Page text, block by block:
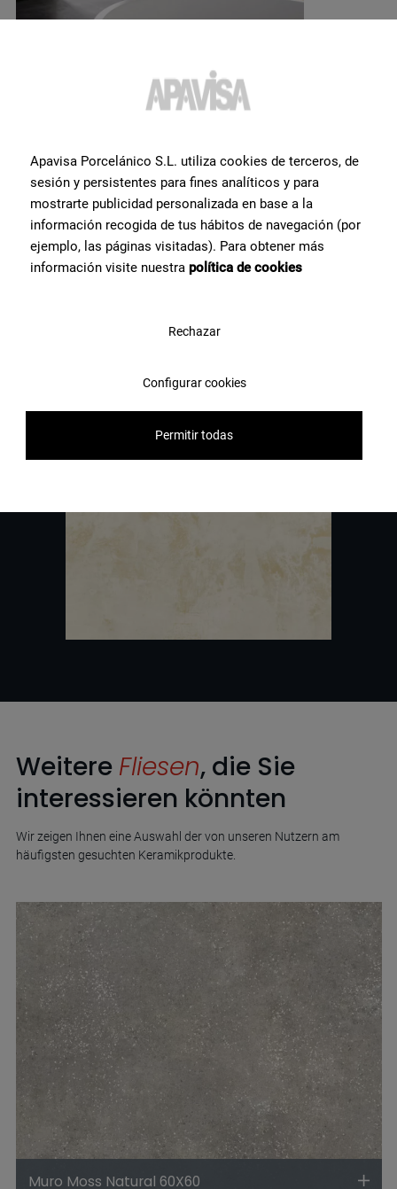
Möchten Sie weitere
Informationen oder Hilfe
einem Produkt??
Setzen Sie sich mit unserem Keramikexpertenteam von Apavisa
Porcelánico in Verbindung. Wir beraten Sie gerne und helfen Ihnen
Muro Moss Natural 60X60
Weitere Fliesen, die Sie
interessieren könnten
Wir zeigen Ihnen eine Auswahl der von unseren Nutzern am
häufigsten gesuchten Keramikprodukte.
Apavisa Porcelánico S.L. utiliza cookies de terceros, de
sesión y persistentes para fines analíticos y para
mostrarte publicidad personalizada en base a la
información recogida de tus hábitos de navegación (por
ejemplo, las páginas visitadas). Para obtener más
información visite nuestra política de cookies
Rechazar
Configurar cookies
Permitir todas